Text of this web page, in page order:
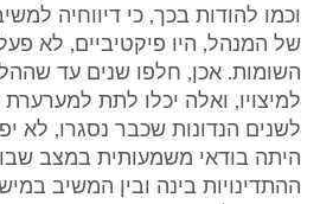
וכמו להודות בכך, כי דיווחיה
של המנהל, היו פיקטיביים, לא
השומות. אכן, חלפו שנים עד
למיצויו, ואלה יכלו לתת
לשנים הנדונות שכבר נסגרו, לא
היתה בודאי משמעותית במצב
ההתדינויות בינה ובין המשיב